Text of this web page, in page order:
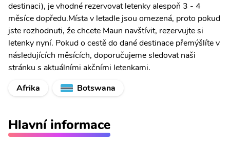
destinaci), je vhodné rezervovat letenky alespoň 3 - 4
měsíce dopředu.Místa v letadle jsou omezená, proto pokud
jste rozhodnuti, že chcete Maun navštívit, rezervujte si
letenky nyní. Pokud o cestě do dané destinace přemýšlíte v
následujících měsících, doporučujeme sledovat naši
stránku s aktuálními akčními letenkami.
Afrika
Botswana
Hlavní informace